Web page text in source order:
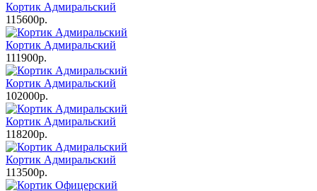
Кортик Адмиральский
115600р.
Кортик Адмиральский
111900р.
Кортик Адмиральский
102000р.
Кортик Адмиральский
118200р.
Кортик Адмиральский
113500р.